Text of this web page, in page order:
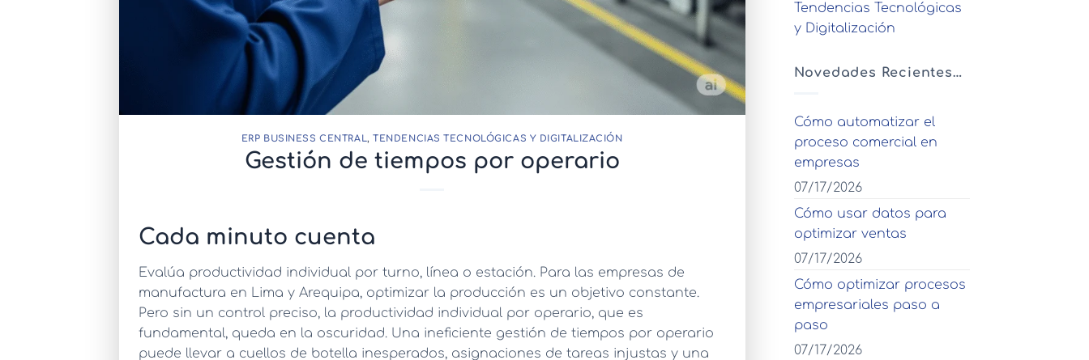
ERP BUSINESS CENTRAL,TENDENCIAS TECNOLÓGICAS Y DIGITALIZACIÓN
Gestión de tiempos por operario
Cada minuto cuenta
Evalúa productividad individual por turno, línea o estación. Para las empresas de
manufactura en Lima y Arequipa, optimizar la producción es un objetivo constante.
Pero sin un control preciso, la productividad individual por operario, que es
fundamental, queda en la oscuridad. Una ineficiente gestión de tiempos por operario
puede llevar a cuellos de botella inesperados, asignaciones de tareas injustas y una
Tendencias Tecnológicas
y Digitalización
Novedades Recientes…
Cómo automatizar el
proceso comercial en
empresas
07/17/2026
Cómo usar datos para
optimizar ventas
07/17/2026
Cómo optimizar procesos
empresariales paso a
paso
07/17/2026